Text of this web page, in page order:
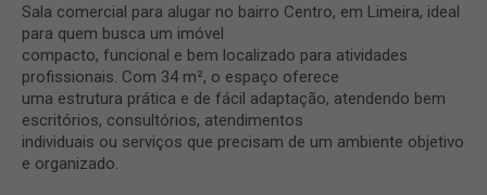
Sala comercial para alugar no bairro Centro, em Limeira, ideal
para quem busca um imóvel
compacto, funcional e bem localizado para atividades
profissionais. Com 34 m², o espaço oferece
uma estrutura prática e de fácil adaptação, atendendo bem
escritórios, consultórios, atendimentos
individuais ou serviços que precisam de um ambiente objetivo
e organizado.